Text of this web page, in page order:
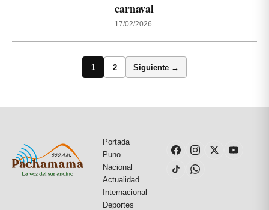
carnaval
17/02/2026
1 2 Siguiente →
Portada
Puno
Nacional
Actualidad
Internacional
Deportes